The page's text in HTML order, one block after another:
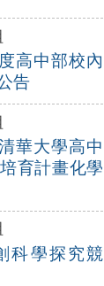
高中部校內
告
華大學高中
育計畫化學
科學探究競